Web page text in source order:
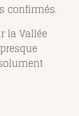
confirmés.
la Vallée